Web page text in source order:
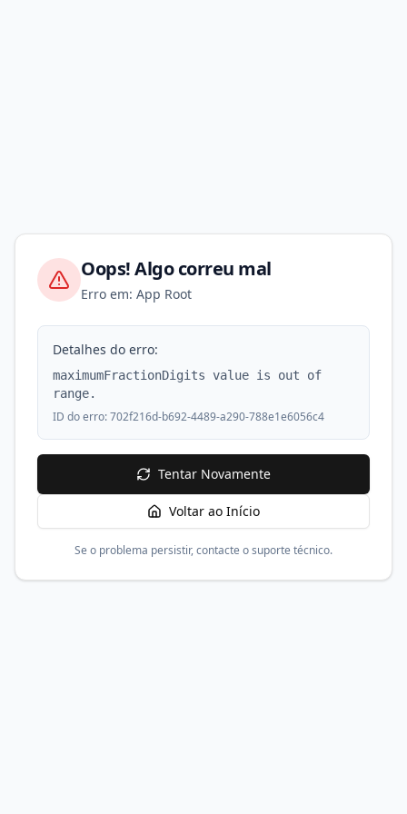
Oops! Algo correu mal
Erro em: App Root
Detalhes do erro:
maximumFractionDigits value is out of
range.
ID do erro:702f216d-b692-4489-a290-788e1e6056c4
Tentar Novamente
Voltar ao Início
Se o problema persistir, contacte o suporte técnico.